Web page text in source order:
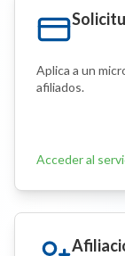
Aplica a un
afiliados.
Acceder al